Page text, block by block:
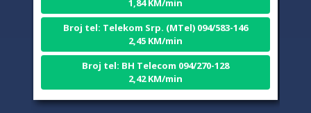
Broj tel: Telekom Srp. (MTel) 094/583-146
2,45 KM/min
Broj tel: BH Telecom 094/270-128
2,42 KM/min